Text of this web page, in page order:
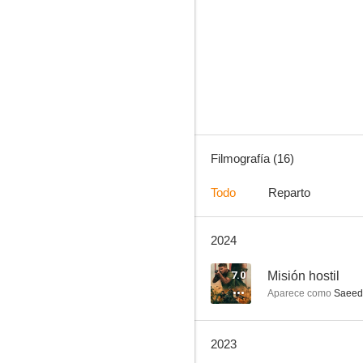
Last King of the Cross
Filmografía (16)
Todo Reparto
2024
7.0 Misión hostil
Aparece como
2023